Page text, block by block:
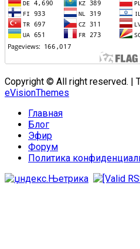
Copyright © All right reserved. |
eVisionThemes
Главная
Блог
Эфир
Форум
Политика